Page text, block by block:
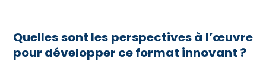
Quelles sont les perspectives à l’œuvre
pour développer ce format innovant ?